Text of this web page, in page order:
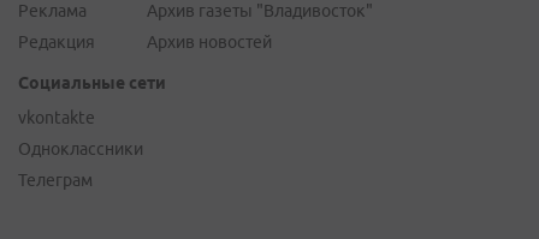
Реклама
Редакция
Архив газеты "Владивосток"
Архив новостей
Социальные сети
vkontakte
Одноклассники
Телеграм